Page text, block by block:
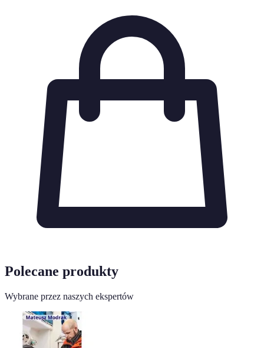
Polecane produkty
Wybrane przez naszych ekspertów